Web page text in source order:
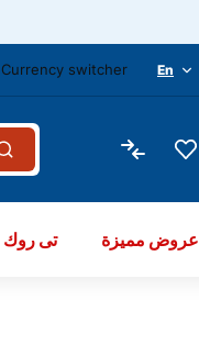
Currency switcher En
تى روك عروض مميزة